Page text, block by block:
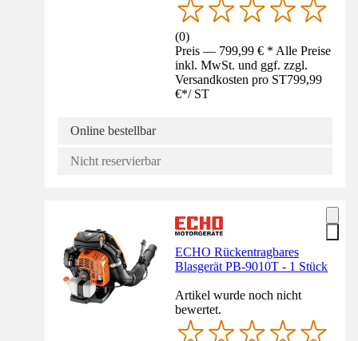
(0)
Preis — 799,99 € * Alle Preise
inkl. MwSt. und ggf. zzgl.
Versandkosten pro ST799,99
€*/ ST
Online bestellbar
Nicht reservierbar
ECHO Rückentragbares
Blasgerät PB-9010T - 1 Stück
Artikel wurde noch nicht
bewertet.